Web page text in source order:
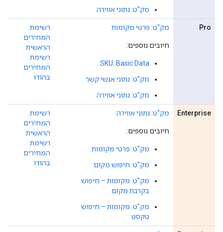
מק"ט: נתוני אווירה
Pro מק"ט: פרטי מקומות
חיובים נוספים:
SKU: Basic Data
מק"ט: נתוני אנשי קשר
מק"ט: נתוני אווירה
רשימת
המחירים
הראשית
רשימת
המחירים
בהודו
Enterprise מק"ט: נתוני אווירה
חיובים נוספים:
מק"ט: פרטי מקומות
מק"ט: חיפוש מקום
מק"ט: מקומות – חיפוש
בקרבת מקום
מק"ט: מקומות – חיפוש
טקסט
רשימת
המחירים
הראשית
רשימת
המחירים
בהודו